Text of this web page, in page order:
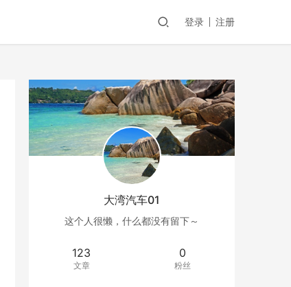
登录 注册
大湾汽车01
这个人很懒，什么都没有留下～
123
文章
0
粉丝